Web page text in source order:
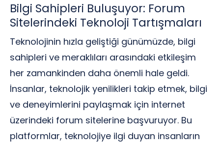
Bilgi Sahipleri Buluşuyor: Forum
Sitelerindeki Teknoloji Tartışmaları
Teknolojinin hızla geliştiği günümüzde, bilgi
sahipleri ve meraklıları arasındaki etkileşim
her zamankinden daha önemli hale geldi.
İnsanlar, teknolojik yenilikleri takip etmek, bilgi
ve deneyimlerini paylaşmak için internet
üzerindeki forum sitelerine başvuruyor. Bu
platformlar, teknolojiye ilgi duyan insanların